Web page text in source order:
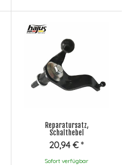
Reparatursatz,
Schalthebel
20,94 € *
Sofort verfügbar